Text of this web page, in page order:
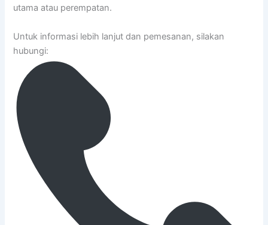
utama atau perempatan.
Untuk informasi lebih lanjut dan pemesanan, silakan
hubungi: